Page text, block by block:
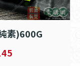
素)600G